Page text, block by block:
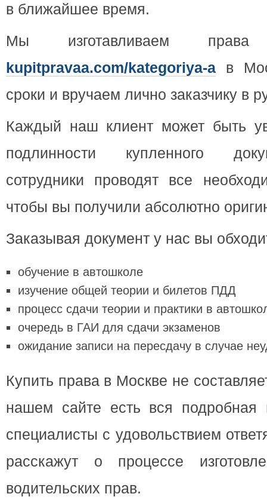
в ближайшее время.
Мы изготавливаем
kupitpravaa.com/kategoriya-a в
сроки и вручаем лично заказчику в
Каждый наш клиент может быть
подлинности купленного
сотрудники проводят все
чтобы вы получили абсолютно
Заказывая документ у нас вы
обучение в автошколе
изучение общей теории и билетов ПДД
процесс сдачи теории и практики в
очередь в ГАИ для сдачи экзаменов
ожидание записи на пересдачу в случае
Купить права в Москве не
нашем сайте есть вся
специалисты с удовольствием
расскажут о процессе
водительских прав.